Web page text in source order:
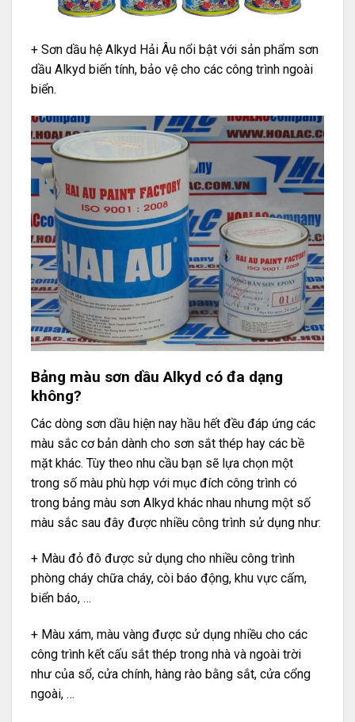
+ Sơn dầu hệ Alkyd Hải Âu nổi bật với sản phẩm sơn
dầu Alkyd biến tính, bảo vệ cho các công trình ngoài
biển.
Bảng màu sơn dầu Alkyd có đa dạng
không?
Các dòng sơn dầu hiện nay hầu hết đều đáp ứng các
màu sắc cơ bản dành cho sơn sắt thép hay các bề
mặt khác. Tùy theo nhu cầu bạn sẽ lựa chọn một
trong số màu phù hợp với mục đích công trình có
trong bảng màu sơn Alkyd khác nhau nhưng một số
màu sắc sau đây được nhiều công trình sử dụng như:
+ Màu đỏ đô được sử dụng cho nhiều công trình
phòng cháy chữa cháy, còi báo động, khu vực cấm,
biển báo, …
+ Màu xám, màu vàng được sử dụng nhiều cho các
công trình kết cấu sắt thép trong nhà và ngoài trời
như của sổ, cửa chính, hàng rào bằng sắt, cửa cổng
ngoài, …